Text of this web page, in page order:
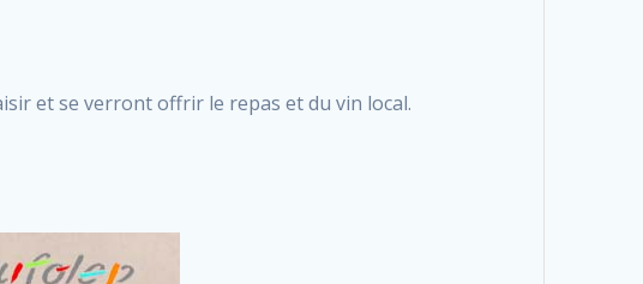
et se verront offrir le repas et du vin local.